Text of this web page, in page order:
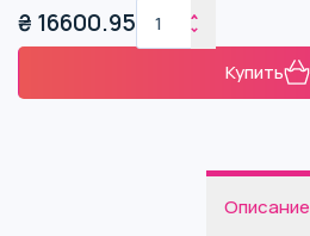
₴ 16600.95
Купить
Описание